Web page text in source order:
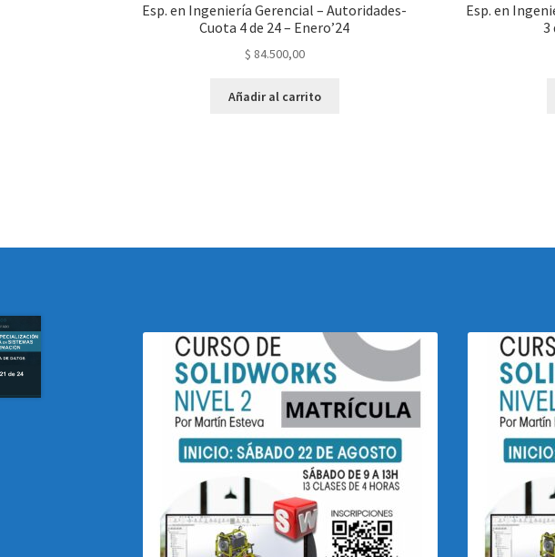
Esp. en Ingeniería Gerencial – Autoridades-
Cuota 4 de 24 – Enero’24
$ 84.500,00
Añadir al carrito
Esp. en
3